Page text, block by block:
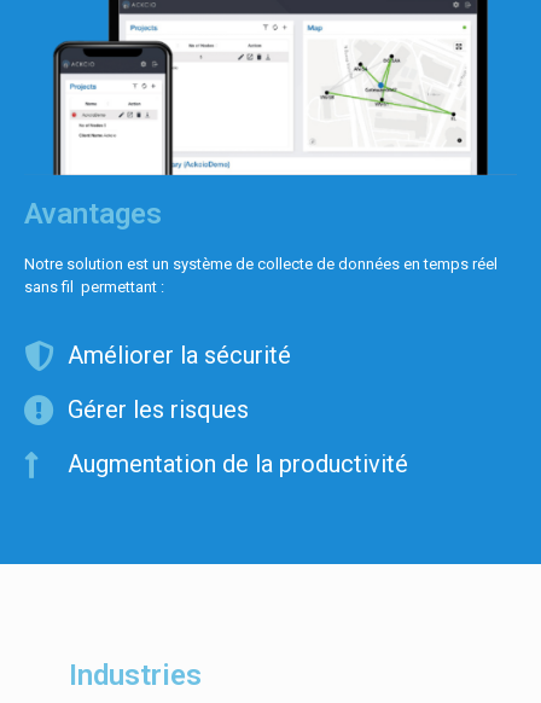
Avantages
Notre solution est un système de collecte de données en temps réel
sans fil permettant :
Améliorer la sécurité
Gérer les risques
Augmentation de la productivité
Industries